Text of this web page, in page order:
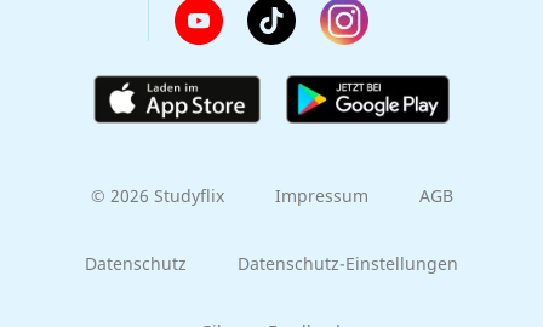
© 2026 Studyflix Impressum AGB
Datenschutz Datenschutz-Einstellungen